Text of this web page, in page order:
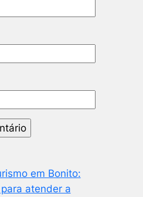
em Bonito:
atender a